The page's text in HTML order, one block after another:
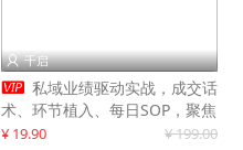
 千启
 私域业绩驱动实战，成交话
术、环节植入、每日SOP，聚焦
增长，驱动营收持续突破
¥ 19.90 ¥ 199.00